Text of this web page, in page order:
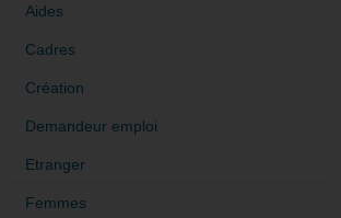
Aides
Cadres
Création
Demandeur emploi
Etranger
Femmes